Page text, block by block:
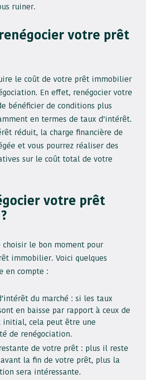
ruiner.
votre prêt
le coût de votre prêt immobilier
En effet, renégocier votre
bénéficier de conditions plus
en termes de taux d’intérêt.
réduit, la charge financière de
et vous pourrez réaliser des
sur le coût total de votre
votre prêt
le bon moment pour
immobilier. Voici quelques
en compte :
du marché : si les taux
en baisse par rapport à ceux de
initial, cela peut être une
de renégociation.
de votre prêt : plus il reste
la fin de votre prêt, plus la
sera intéressante.